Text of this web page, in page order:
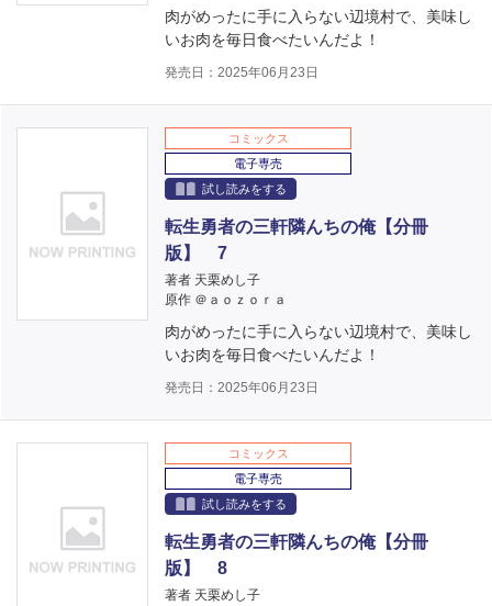
肉がめったに手に入らない辺境村で、美味し
いお肉を毎日食べたいんだよ！
発売日：2025年06月23日
コミックス
電子専売
試し読みをする
転生勇者の三軒隣んちの俺【分冊
版】 7
著者 天栗めし子
原作 ＠ａｏｚｏｒａ
肉がめったに手に入らない辺境村で、美味し
いお肉を毎日食べたいんだよ！
発売日：2025年06月23日
コミックス
電子専売
試し読みをする
転生勇者の三軒隣んちの俺【分冊
版】 8
著者 天栗めし子